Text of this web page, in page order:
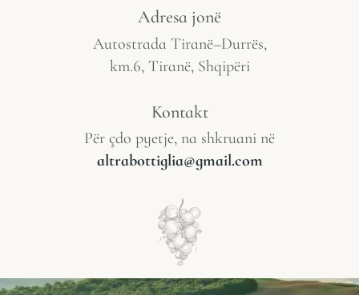
Adresa jonë
Autostrada Tiranë–Durrës,
km.6, Tiranë, Shqipëri
Kontakt
Për çdo pyetje, na shkruani në
altrabottiglia@gmail.com